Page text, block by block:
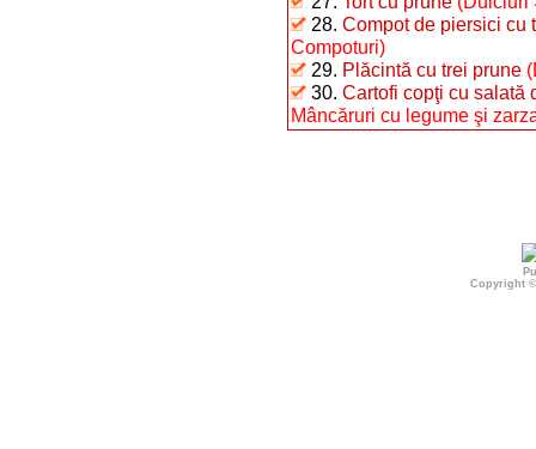
28. Compot de piersici cu
Compoturi)
29. Plăcintă cu trei prune
30. Cartofi copţi cu salată
Mâncăruri cu legume şi
Copyright